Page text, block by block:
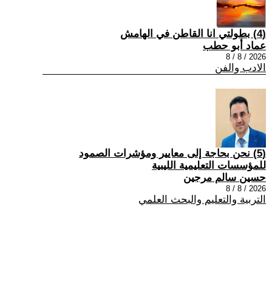
(4) بطولتي انا القاطن في الهامش
عماد أبو حطب
2026 / 8 / 8
الادب والفن
(5) نحن بحاجة إلى معايير ومؤشرات الصمود
للمؤسسات التعليمية الليبية
حسين سالم مرجين
2026 / 8 / 8
التربية والتعليم والبحث العلمي